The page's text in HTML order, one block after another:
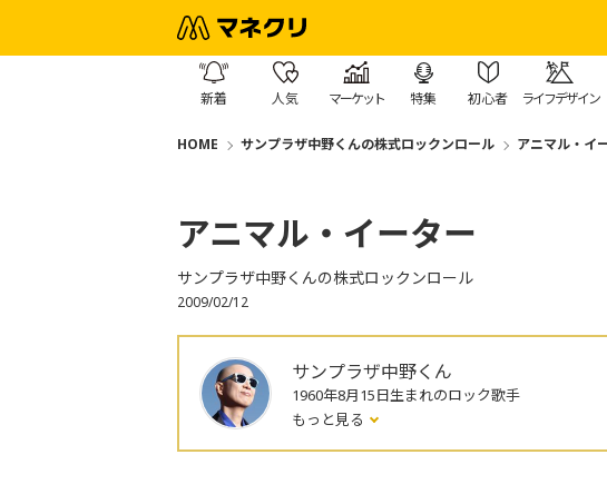
新着 人気 マーケット 特集 初心者 ライフデザイン
HOME サンプラザ中野くんの株式ロックンロール アニマル・イ
アニマル・イーター
サンプラザ中野くんの株式ロックンロール
2009/02/12
サンプラザ中野くん
1960年8月15日生まれのロック歌手
もっと見る